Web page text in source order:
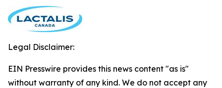
Legal Disclaimer:
EIN Presswire provides this news content "as is"
without warranty of any kind. We do not accept any